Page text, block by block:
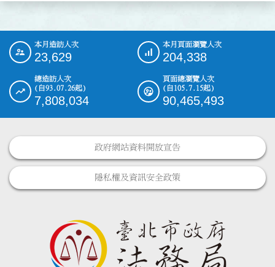
::: 本月造訪人次
23,629
本月頁面瀏覽人次
204,338
總造訪人次
(自93.07.26起)
7,808,034
頁面總瀏覽人次
(自105.7.15起)
90,465,493
政府網站資料開放宣告
隱私權及資訊安全政策